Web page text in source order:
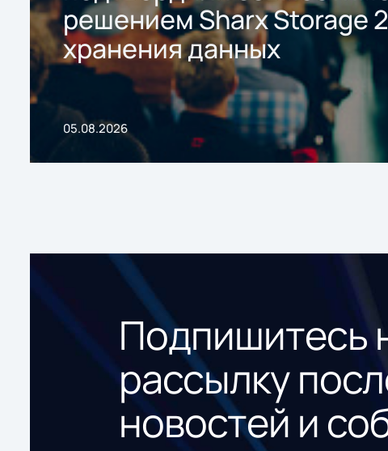
решением Sharx Storage
хранения данных
05.08.2026
Подпишитесь
рассылку
новостей и